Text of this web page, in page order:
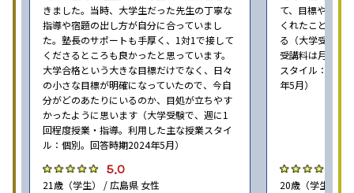
きました。当時、大学生だった先生の丁寧な
指導や宿題の出し方が自分に合っていまし
た。塾長のサポートも手厚く、1対1で接して
くださるところも良かったと思っています。
大学合格という大きな目標だけでなく、日々
の小さな目標が明確になっていたので、今自
分がどのあたりにいるのか、目処が立ちやす
かったように思います（大学受験で、週に1
回程度授業・指導。利用した主な授業スタイ
ル：個別。回答時期2024年5月）
5.0
21歳（学生） / 広島県 女性
て、目標や勉強
くれたことが、
る（大学受験で
受講料は月
スタイル：個別
年5月）
20歳（学生） /